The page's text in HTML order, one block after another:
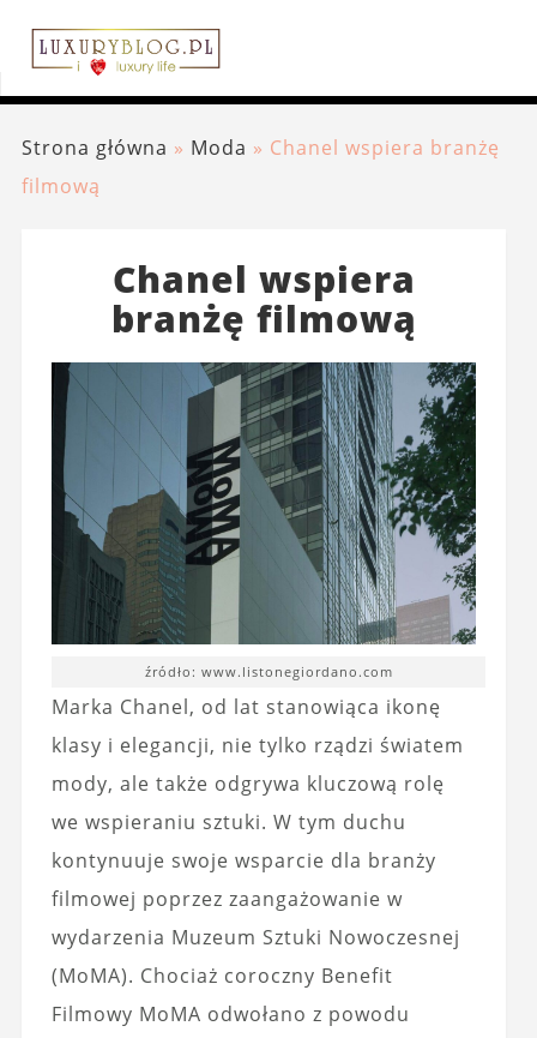
Strona główna » Moda » Chanel wspiera branżę
filmową
Chanel wspiera
branżę filmową
źródło: www.listonegiordano.com
Marka Chanel, od lat stanowiąca ikonę
klasy i elegancji, nie tylko rządzi światem
mody, ale także odgrywa kluczową rolę
we wspieraniu sztuki. W tym duchu
kontynuuje swoje wsparcie dla branży
filmowej poprzez zaangażowanie w
wydarzenia Muzeum Sztuki Nowoczesnej
(MoMA). Chociaż coroczny Benefit
Filmowy MoMA odwołano z powodu